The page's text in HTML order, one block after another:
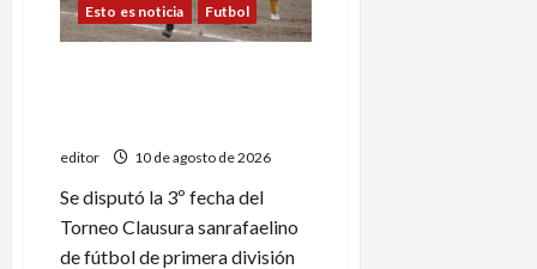
Esto es noticia Futbol
editor 10 de agosto de 2026
Se disputó la 3º fecha del
Torneo Clausura sanrafaelino
de fútbol de primera división